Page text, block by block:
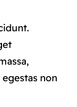
non